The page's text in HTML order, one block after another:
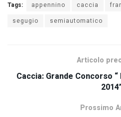
Tags: appennino caccia
segugio
semiautomatico
Articolo
Caccia: Grande Concorso
Prossimo